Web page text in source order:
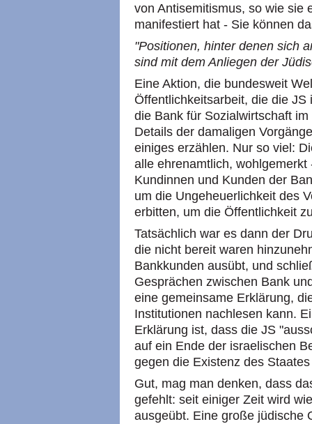
von Antisemitismus, so wie sie
manifestiert hat - Sie können
"Positionen, hinter denen sich
sind mit dem Anliegen der
Eine Aktion, die bundesweit
Öffentlichkeitsarbeit, die die
die Bank für Sozialwirtschaft
Details der damaligen
einiges erzählen. Nur so viel:
alle ehrenamtlich,
Kundinnen und Kunden der
um die Ungeheuerlichkeit des
erbitten, um die Öffentlichkeit
Tatsächlich war es dann der
die nicht bereit waren
Bankkunden ausübt, und
Gesprächen zwischen Bank
eine gemeinsame Erklärung,
Institutionen nachlesen kann.
Erklärung ist, dass die JS
auf ein Ende der israelischen
gegen die Existenz des
Gut, mag man denken, dass
gefehlt: seit einiger Zeit wird
ausgeübt. Eine große jüdische